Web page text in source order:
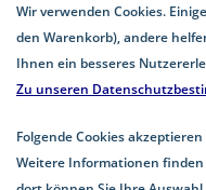
Tellerkopf
& Langlebig Perfekt
Schneidkerbe Unsere
Edelstahl A4 bieten...
Wir verwenden Cookies.
den Warenkorb), andere
Ihnen ein besseres
Zu unseren
Folgende Cookies
Weitere Informationen